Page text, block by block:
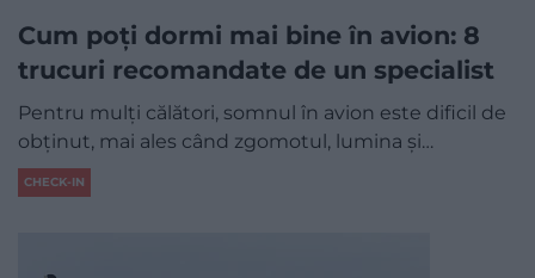
Cum poți dormi mai bine în avion: 8
trucuri recomandate de un specialist
Pentru mulți călători, somnul în avion este dificil de
obținut, mai ales când zgomotul, lumina și…
CHECK-IN